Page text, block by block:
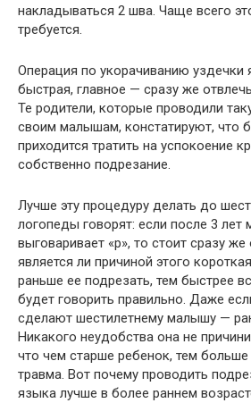
накладываться 2 шва. Чаще всего
требуется.
Операция по укорачиванию уздечки
быстрая, главное — сразу же
Те родители, которые проводили
своим малышам, констатируют, что
приходится тратить на успокоение
собственно подрезание.
Лучше эту процедуру делать до
логопеды говорят: если после 3 лет
выговаривает «р», то стоит сразу же
является ли причиной этого
раньше ее подрезать, тем быстрее
будет говорить правильно. Даже
сделают шестилетнему малышу —
Никакого неудобства она не
что чем старше ребенок, тем больше
травма. Вот почему проводить
языка лучше в более раннем